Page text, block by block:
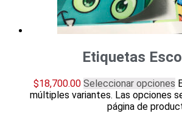
Etiquetas
$18,700.00 Seleccionar opciones
múltiples variantes. Las opciones
página de